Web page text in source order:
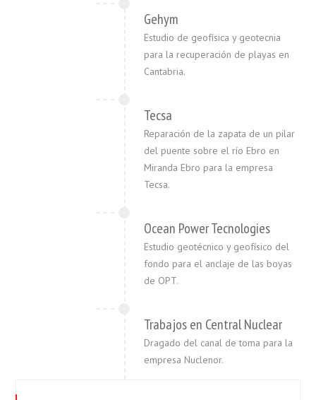
Gehym
Estudio de geofísica y geotecnia
para la recuperación de playas en
Cantabria.
Tecsa
Reparación de la zapata de un pilar
del puente sobre el río Ebro en
Miranda Ebro para la empresa
Tecsa.
Ocean Power Tecnologies
Estudio geotécnico y geofísico del
fondo para el anclaje de las boyas
de OPT.
Trabajos en Central Nuclear
Dragado del canal de toma para la
empresa Nuclenor.